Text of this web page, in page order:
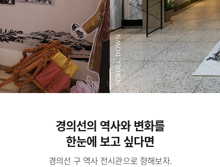
SCROLL DOWN
경의선의 역사와 변화를
한눈에 보고 싶다면
경의선 구 역사 전시관으로 향해보자.